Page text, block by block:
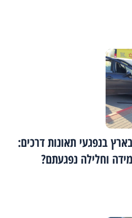
במקום ה-5 בארץ בנפגעי תאונות דרכים:
וחלילה נפגעתם?